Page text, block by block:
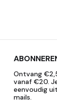
Ontvang
vanaf €20.
eenvoudig
mails.